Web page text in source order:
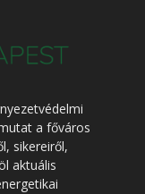
a főváros
sikereiről,
aktuális